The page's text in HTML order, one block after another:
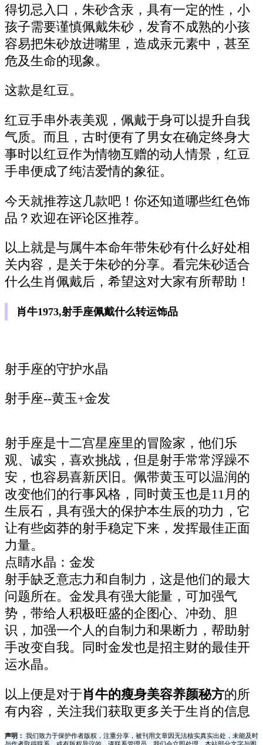
得切忌入口，朱砂含汞，具有一定的性，小
孩子需要谨慎佩戴朱砂，发育不成熟的小孩
容易把朱砂放进嘴里，造成汞元素中，甚至
危及生命的现象。
这款是红豆。
红豆手串外表美观，佩戴于身可以提升自我
气质。而且，古时便有了男女在确定终身大
事时以红豆作为情物互赠的动人情景，红豆
手串便成了纯洁爱情的象征。
今天就推荐这几款吧！你还知道哪些红色饰
品？欢迎在评论区推荐。
以上就是与属牛本命年带朱砂有什么好处相
关内容，是关于朱砂的分享。看完朱砂适合
什么生肖佩戴后，希望这对大家有所帮助！
肖牛1973,射手座佩戴什么转运饰品
射手座的守护水晶
射手座--黄玉+金发
射手座是十二宫星座里的冒险家，他们乐
观、诚实，喜欢挑战，但是射手常常浮躁不
安，也容易喜新厌旧。佩带黄玉可以温润的
改变他们的行事风格，同时黄玉也是11月的
生辰石，具有强大的保护本生辰的功力，它
让有些卤莽的射手稳定下来，发挥最佳正面
力量。
点睛水晶：金发
射手缺乏意志力和自制力，这是他们的最大
问题所在。金发具有强大能量，可加强气
势，带给人积极旺盛的企图心、冲劲、胆
识，加强一个人的自制力和果断力，帮助射
手改变自我。同时金发也是招主财的最佳开
运水晶。
以上便是对于肖牛的瘦身美容养颜秘方的所
有内容，关注我们获取更多关于生肖的信息
声明：
我们致力于保护作者版权，注重分享，被刊用文章因无法核实真实出处，未能及时